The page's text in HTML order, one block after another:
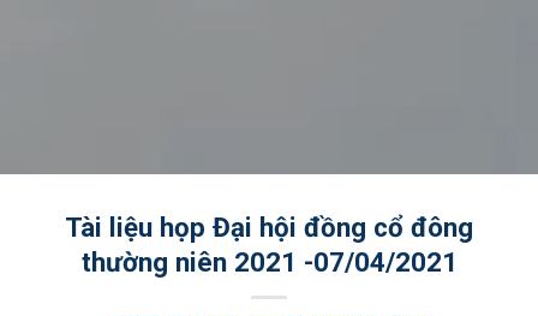
Tài liệu họp Đại hội đồng cổ đông
thường niên 2021 -07/04/2021